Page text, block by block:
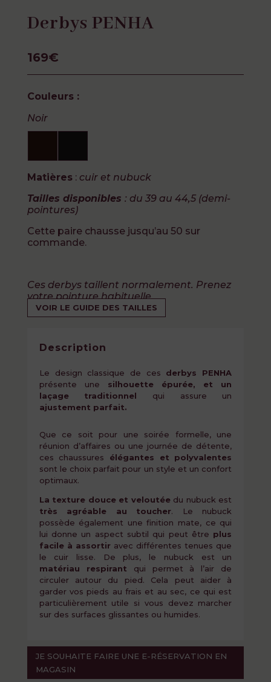
Derbys PENHA
169€
Couleurs :
Noir
Matières: cuir et nubuck
Tailles disponibles : du 39 au 44,5 (demi-
pointures)
Cette paire chausse jusqu’au 50 sur
commande.
Ces derbys taillent normalement. Prenez
votre pointure habituelle.
VOIR LE GUIDE DES TAILLES
Description
Le design classique de ces derbys PENHA
présente une silhouette épurée, et un
laçage traditionnel qui assure un
ajustement parfait.
Que ce soit pour une soirée formelle, une
réunion d’affaires ou une journée de détente,
ces chaussures élégantes et polyvalentes
sont le choix parfait pour un style et un confort
optimaux.
La texture douce et veloutéedu nubuck est
très agréable au toucher. Le nubuck
possède également une finition mate, ce qui
lui donne un aspect subtil qui peut être plus
facile à assortiravec différentes tenues que
le cuir lisse. De plus, le nubuck est un
matériau respirant qui permet à l’air de
circuler autour du pied. Cela peut aider à
garder vos pieds au frais et au sec, ce qui est
particulièrement utile si vous devez marcher
sur des surfaces glissantes ou humides.
JE SOUHAITE FAIRE UNE E-RÉSERVATION EN
MAGASIN